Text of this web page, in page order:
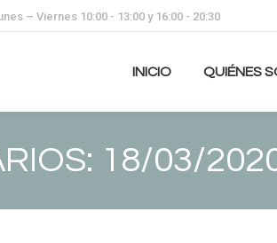
– Viernes 10:00 - 13:00 y 16:00 - 20:30
INICIO QUIÉNES
18/03/